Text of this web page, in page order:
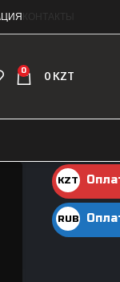
0 0 KZT
KZT
KZT
RUB
руб.